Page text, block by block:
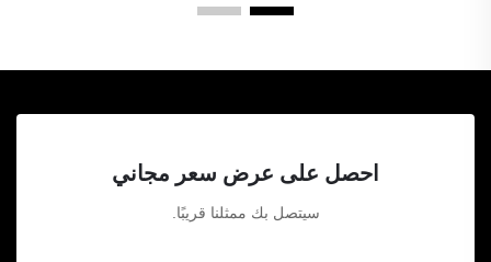
احصل على عرض سعر مجاني
سيتصل بك ممثلنا قريبًا.